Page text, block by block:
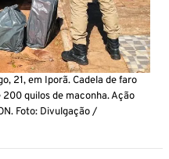
21, em Iporã. Cadela de faro
quilos de maconha. Ação
Foto: Divulgação /